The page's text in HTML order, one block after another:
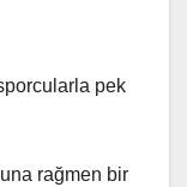
pek
rağmen bir